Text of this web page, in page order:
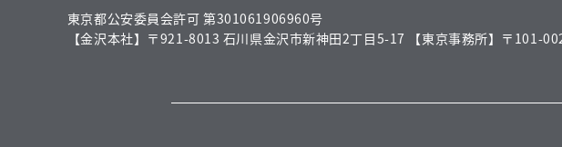
東京都公安委員会許可 第301061906960号
【金沢本社】〒921-8013 石川県金沢市新神田2丁目5-17
【東京事務所】〒101-